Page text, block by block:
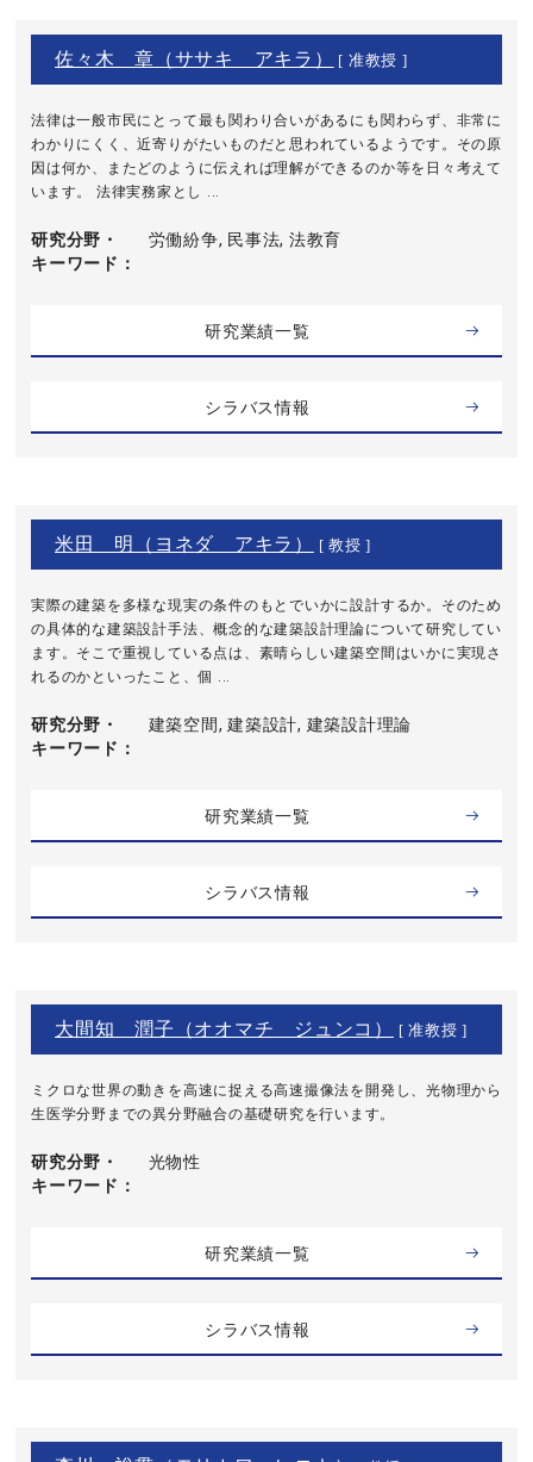
佐々木 章（ササキ アキラ） [ 准教授 ]
法律は一般市民にとって最も関わり合いがあるにも関わらず、非常に
わかりにくく、近寄りがたいものだと思われているようです。その原
因は何か、またどのように伝えれば理解ができるのか等を日々考えて
います。 法律実務家とし ...
研究分野・
キーワード
労働紛争, 民事法, 法教育
研究業績一覧
シラバス情報
米田 明（ヨネダ アキラ） [ 教授 ]
実際の建築を多様な現実の条件のもとでいかに設計するか。そのため
の具体的な建築設計手法、概念的な建築設計理論について研究してい
ます。そこで重視している点は、素晴らしい建築空間はいかに実現さ
れるのかといったこと、個 ...
研究分野・
キーワード
建築空間, 建築設計, 建築設計理論
研究業績一覧
シラバス情報
大間知 潤子（オオマチ ジュンコ） [ 准教授 ]
ミクロな世界の動きを高速に捉える高速撮像法を開発し、光物理から
生医学分野までの異分野融合の基礎研究を行います。
研究分野・
キーワード
光物性
研究業績一覧
シラバス情報